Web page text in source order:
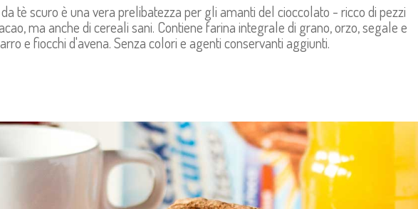
tè scuro è una vera prelibatezza per gli amanti del cioccolato - ricco di pezzi
ma anche di cereali sani. Contiene farina integrale di grano, orzo, segale e
e fiocchi d'avena. Senza colori e agenti conservanti aggiunti.